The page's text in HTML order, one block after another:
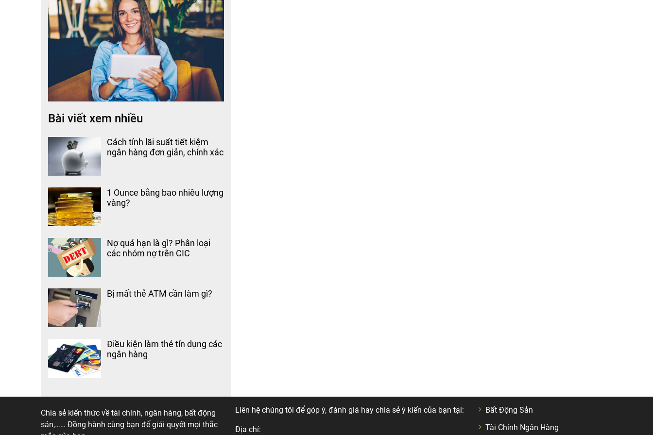
Bài viết xem nhiều
Cách tính lãi suất tiết kiệm
ngân hàng đơn giản, chính xác
1 Ounce bằng bao nhiêu lượng
vàng?
Nợ quá hạn là gì? Phân loại
các nhóm nợ trên CIC
Bị mất thẻ ATM cần làm gì?
Điều kiện làm thẻ tín dụng các
ngân hàng
Chia sẻ kiến thức về tài chính, ngân hàng, bất động
sản,…… Đồng hành cùng bạn để giải quyết mọi thắc
Liên hệ chúng tôi để góp ý, đánh giá hay chia sẻ ý kiến của bạn tại:
Địa chỉ:
Bất Động Sản
Tài Chính Ngân Hàng